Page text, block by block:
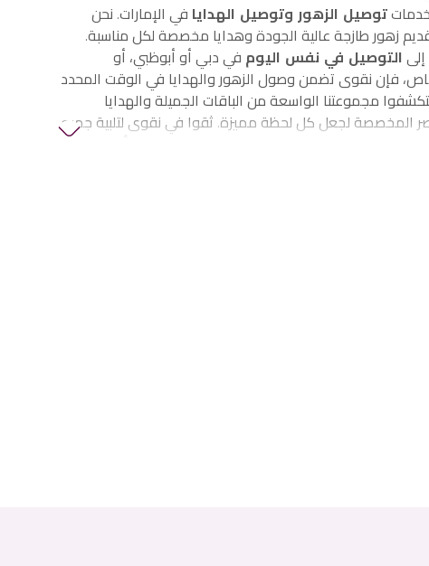
توصيل الزهور وتوصيل الهدايا في الإمارات. نحن
زهور طازجة عالية الجودة وهدايا مخصصة لكل مناسبة.
التوصيل في نفس اليوم في دبي أو أبوظبي، أو
فإن نقوى تضمن وصول الزهور والهدايا في الوقت المحدد
مجموعتنا الواسعة من الباقات الجميلة والهدايا
المخصصة لجعل كل لحظة مميزة. ثقوا في نقوى لتلبية جميع